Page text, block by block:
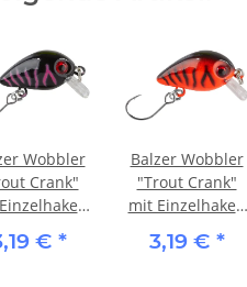
Wobbler
Crank"
€ *
Balzer Wobbler
"Trout Crank"
mit Einzelhaken
3,19 € *